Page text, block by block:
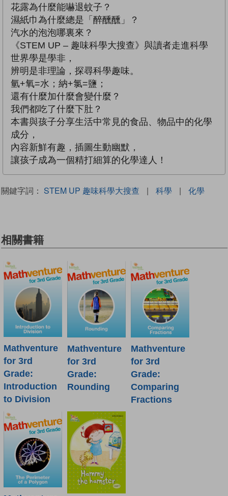
花露為什麼能嚇退蚊子？
濕紙巾為什麼總是「醉醺醺」？
汽水的泡泡哪裏來？
《STEM UP – 趣味科學大搜查》與讀者走進科學
世界學是學非，
辨明是非理論，探尋科學趣味。
氫+氧=水；納+氯=鹽；
還有什麼加什麼會變什麼？
我們都吃了什麼下肚？
本書與孩子分享生活中常見的食品、物品中的化學
成分，
內容新鮮有趣，插圖生動幽默，
讓孩子成為一個精打細算的化學達人！
關鍵字詞： STEM UP 趣味科學大搜查 | 科學 | 化學
相關書籍
Mathventure
for 3rd
Grade:
Introduction
to Division
Mathventure
for 3rd
Grade:
Rounding
Mathventure
for 3rd
Grade:
Comparing
Fractions